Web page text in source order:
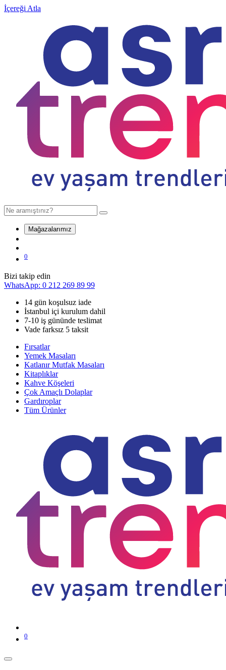
İçereği Atla
Mağazalarımız
0
Bizi takip edin
WhatsApp: 0 212 269 89 99
14 gün koşulsuz iade
İstanbul içi kurulum dahil
7-10 iş gününde teslimat
Vade farksız 5 taksit
Fırsatlar
Yemek Masaları
Katlanır Mutfak Masaları
Kitaplıklar
Kahve Köşeleri
Çok Amaçlı Dolaplar
Gardıroplar
Tüm Ürünler
0